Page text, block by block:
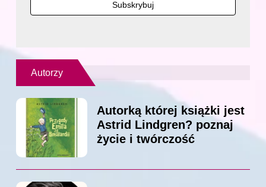
Autorzy
Autorką której książki jest
Astrid Lindgren? poznaj
życie i twórczość